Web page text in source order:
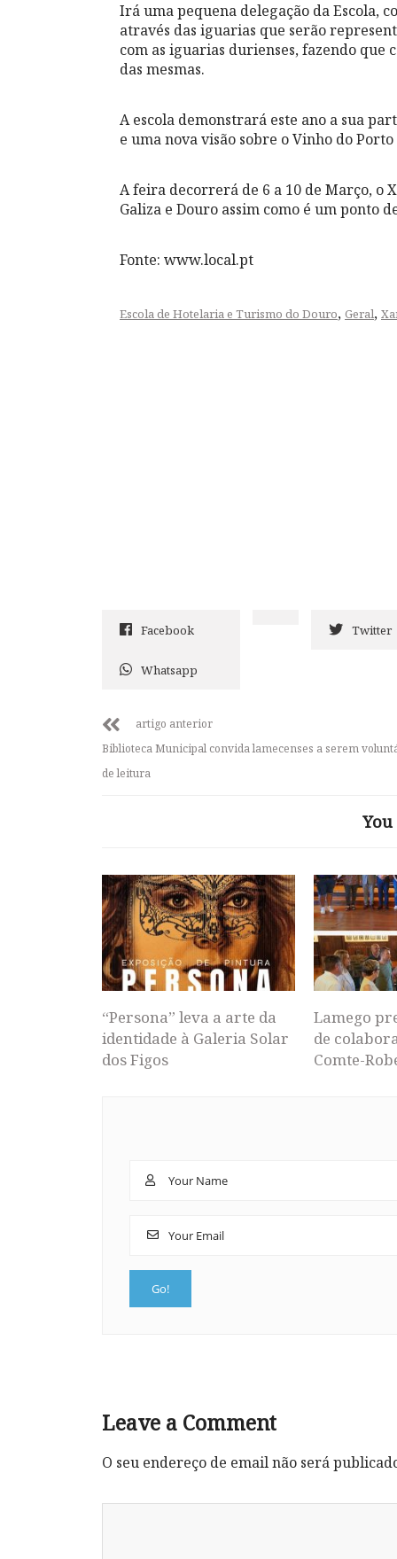
Irá uma pequena delegação da Escola,
através das iguarias que serão
com as iguarias durienses, fazendo que
das mesmas.
A escola demonstrará este ano a sua
e uma nova visão sobre o Vinho do
A feira decorrerá de 6 a 10 de Março, o
Galiza e Douro assim como é um ponto
Fonte: www.local.pt
Escola de Hotelaria e Turismo do Douro, Geral,
Facebook Twitter
Whatsapp
artigo anterior
Biblioteca Municipal convida lamecenses a serem
de leitura
“Persona” leva a arte da
identidade à Galeria Solar
dos Figos
Lamego
de
Comte-
Leave a Comment
O seu endereço de email não será